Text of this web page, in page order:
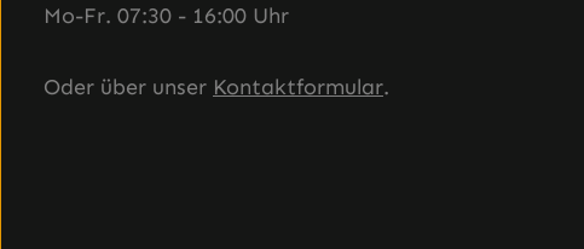
Mo-Fr. 07:30 - 16:00 Uhr
Oder über unser Kontaktformular.